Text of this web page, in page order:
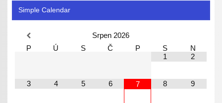
Simple Calendar
Srpen 2026
P
Ú S Č P S
N
1
2
3 4 5 6 7 8 9